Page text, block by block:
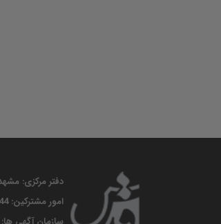
دفتر مرکزی: مشهد مقدس
امور مشترکین: 37618044(051) . روابط عمومی :37662587(051) . ارتباطات مردمی : 37610086 (051)